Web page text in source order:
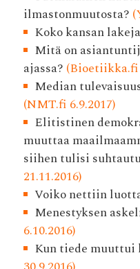
ilmastonmuutosta?
Koko kansan lakeja
Mitä on
ajassa? (Bioetiikka.fi
Median
(NMT.fi 6.9.2017)
Elitistinen
muuttaa
siihen tulisi
21.11.2016)
Voiko nettiin
Menestyksen
6.10.2016)
Kun tiede